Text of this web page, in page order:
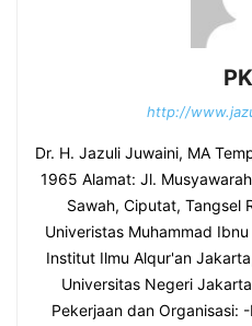
http://
Dr. H. Jazuli Juwaini, MA
1965 Alamat: Jl.
Sawah, Ciputat, Tangsel
Univeristas Muhammad
Institut Ilmu Alqur'an
Universitas Negeri
Pekerjaan dan Organisasi: